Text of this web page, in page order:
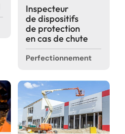
Inspecteur
de dispositifs
de protection
en cas de chute
Perfectionnement